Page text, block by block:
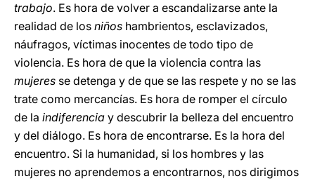
trabajo. Es hora de volver a escandalizarse ante la
realidad de los niños hambrientos, esclavizados,
náufragos, víctimas inocentes de todo tipo de
violencia. Es hora de que la violencia contra las
mujeres se detenga y de que se las respete y no se las
trate como mercancías. Es hora de romper el círculo
de la indiferencia y descubrir la belleza del encuentro
y del diálogo. Es hora de encontrarse. Es la hora del
encuentro. Si la humanidad, si los hombres y las
mujeres no aprendemos a encontrarnos, nos dirigimos